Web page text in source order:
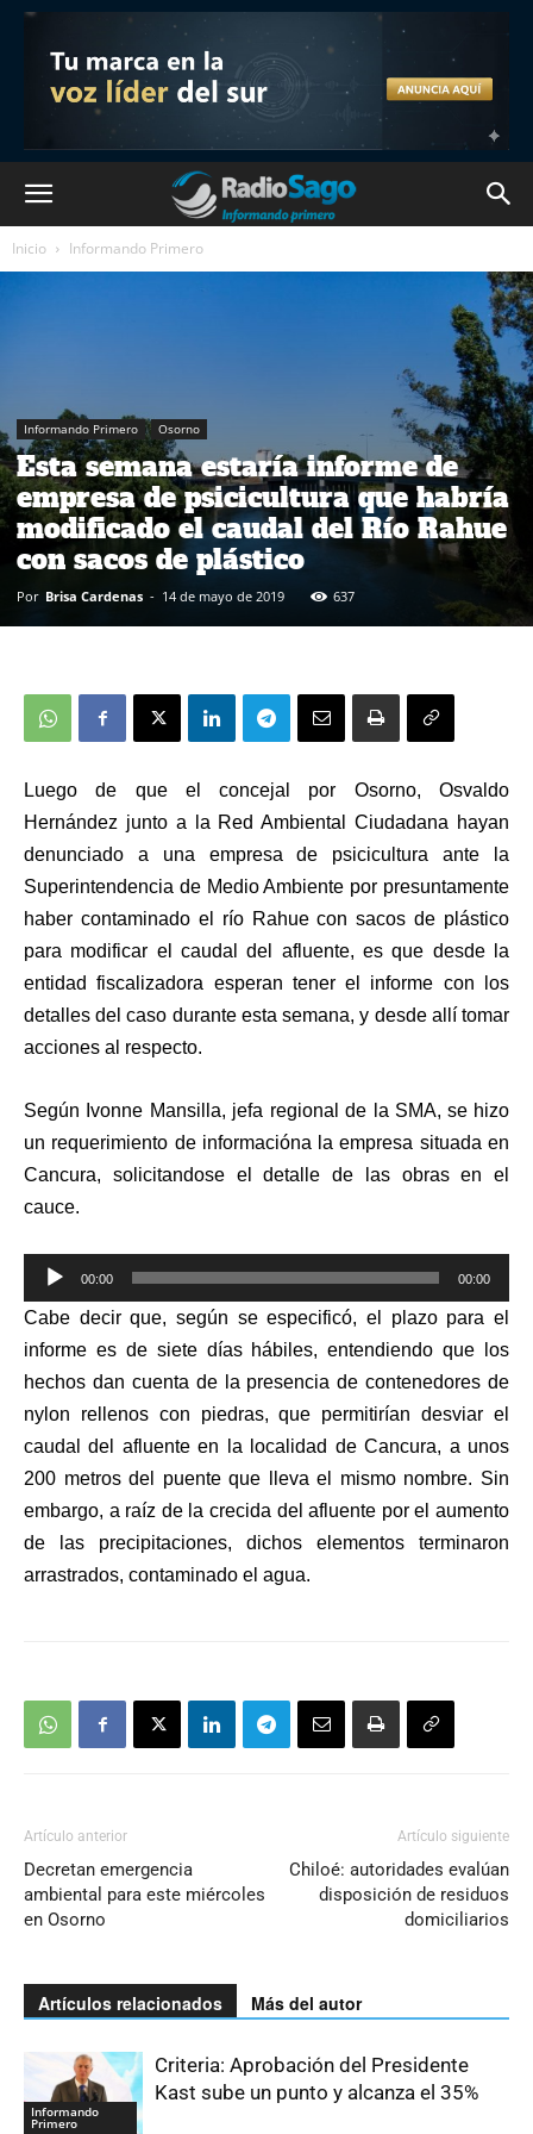
Inicio Informando Primero
Informando Primero Osorno
Esta semana estaría informe de
empresa de psicicultura que habría
modificado el caudal del Río Rahue
con sacos de plástico
Por Brisa Cardenas - 14 de mayo de 2019 637
Luego de que el concejal por Osorno, Osvaldo
Hernández junto a la Red Ambiental Ciudadana hayan
denunciado a una empresa de psicicultura ante la
Superintendencia de Medio Ambiente por presuntamente
haber contaminado el río Rahuecon sacos de plástico
para modificar el caudal del afluente, es que desde la
entidad fiscalizadora esperan tener el informe con los
detalles del caso durante esta semana, y desde allí tomar
acciones al respecto.
Según Ivonne Mansilla, jefa regional de la SMA, se hizo
un requerimiento de informacióna la empresa situada en
Cancura, solicitandose el detalle de las obras en el
cauce.
Reproductor
de
audio
00:00 00:00
Cabe decir que, según se especificó, el plazo para el
informe es de siete días hábiles, entendiendo que los
hechos dan cuenta de la presencia de contenedores de
nylon rellenos con piedras, que permitirían desviar el
caudal del afluente en la localidad de Cancura, a unos
200 metros del puente que lleva el mismo nombre. Sin
embargo, a raíz de la crecida del afluente por el aumento
de las precipitaciones, dichos elementos terminaron
arrastrados, contaminado el agua.
Artículo anterior
Decretan emergencia
ambiental para este miércoles
en Osorno
Artículo siguiente
Chiloé: autoridades evalúan
disposición de residuos
domiciliarios
Artículos relacionados Más del autor
Informando
Primero
Criteria: Aprobación del Presidente
Kast sube un punto y alcanza el 35%